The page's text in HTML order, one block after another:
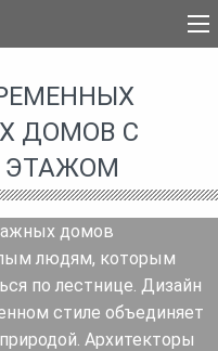
ДОМОВ С
домов
людям, которым
по лестнице. Дизайн
стиле объединяет
Архитекторы